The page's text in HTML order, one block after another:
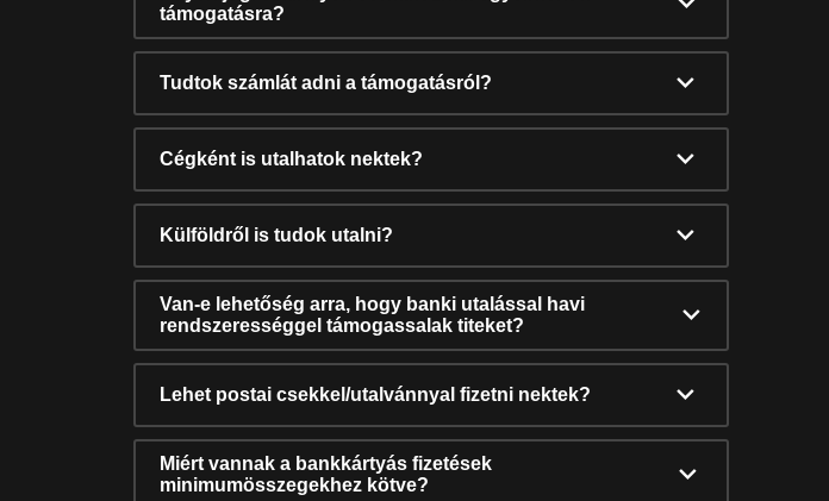
támogatásra?
Tudtok számlát adni a támogatásról?
Cégként is utalhatok nektek?
Külföldről is tudok utalni?
Van-e lehetőség arra, hogy banki utalással havi
rendszerességgel támogassalak titeket?
Lehet postai csekkel/utalvánnyal fizetni nektek?
Miért vannak a bankkártyás fizetések
minimumösszegekhez kötve?